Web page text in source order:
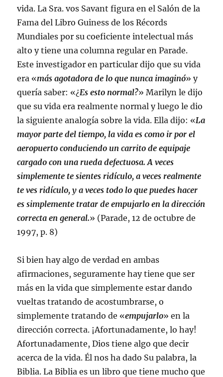
vida. La Sra. vos Savant figura en el Salón de la
Fama del Libro Guiness de los Récords
Mundiales por su coeficiente intelectual más
alto y tiene una columna regular en Parade.
Este investigador en particular dijo que su vida
era «más agotadora de lo que nunca imaginó» y
quería saber: «¿Es esto normal?» Marilyn le dijo
que su vida era realmente normal y luego le dio
la siguiente analogía sobre la vida. Ella dijo: «La
mayor parte del tiempo, la vida es como ir por el
aeropuerto conduciendo un carrito de equipaje
cargado con una rueda defectuosa. A veces
simplemente te sientes ridículo, a veces realmente
te ves ridículo, y a veces todo lo que puedes hacer
es simplemente tratar de empujarlo en la dirección
correcta en general.» (Parade, 12 de octubre de
1997, p. 8)
Si bien hay algo de verdad en ambas
afirmaciones, seguramente hay tiene que ser
más en la vida que simplemente estar dando
vueltas tratando de acostumbrarse, o
simplemente tratando de «empujarlo» en la
dirección correcta. ¡Afortunadamente, lo hay!
Afortunadamente, Dios tiene algo que decir
acerca de la vida. Él nos ha dado Su palabra, la
Biblia. La Biblia es un libro que tiene mucho que